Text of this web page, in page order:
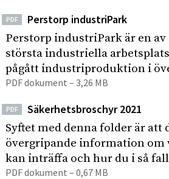
PDF
Perstorp industriPark
Perstorp industriPark är en av
största industriella
pågått industriproduktion i
PDF dokument – 3,26 MB
PDF
Säkerhetsbroschyr 2021
Syftet med denna folder är att
övergripande information om
kan inträffa och hur du i så fall
PDF dokument – 0,67 MB